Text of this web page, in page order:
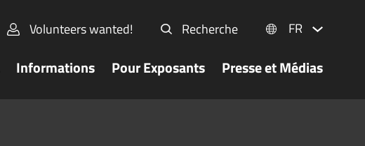
Volunteers wanted! Recherche FR
Informations Pour Exposants Presse et Médias